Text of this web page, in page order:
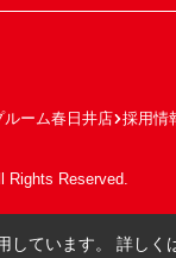
ーム春日井店 採用情
Rights Reserved.
しています。 詳しく